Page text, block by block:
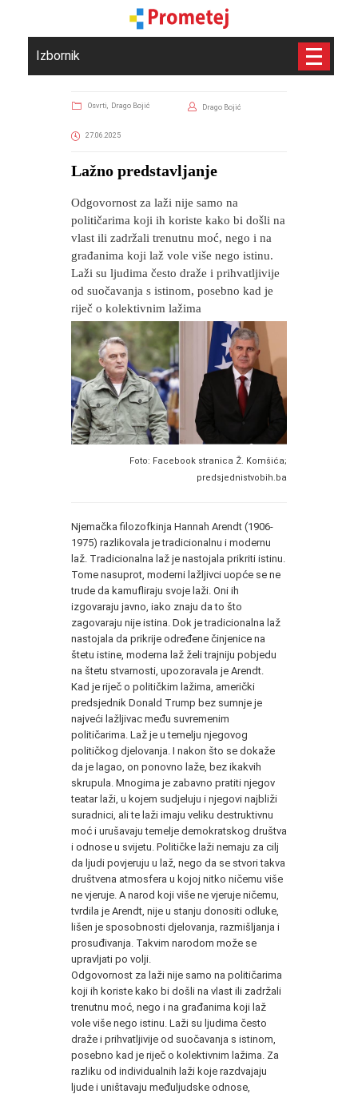
Izbornik
Osvrti, Drago Bojić Drago Bojić
27.06.2025
​Lažno predstavljanje
Odgovornost za laži nije samo na
političarima koji ih koriste kako bi došli na
vlast ili zadržali trenutnu moć, nego i na
građanima koji laž vole više nego istinu.
Laži su ljudima često draže i prihvatljivije
od suočavanja s istinom, posebno kad je
riječ o kolektivnim lažima
Foto: Facebook stranica Ž. Komšića;
predsjednistvobih.ba
Njemačka filozofkinja Hannah Arendt (1906-
1975) razlikovala je tradicionalnu i modernu
laž. Tradicionalna laž je nastojala prikriti istinu.
Tome nasuprot, moderni lažljivci uopće se ne
trude da kamufliraju svoje laži. Oni ih
izgovaraju javno, iako znaju da to što
zagovaraju nije istina. Dok je tradicionalna laž
nastojala da prikrije određene činjenice na
štetu istine, moderna laž želi trajniju pobjedu
na štetu stvarnosti, upozoravala je Arendt.
Kad je riječ o političkim lažima, američki
predsjednik Donald Trump bez sumnje je
najveći lažljivac među suvremenim
političarima. Laž je u temelju njegovog
političkog djelovanja. I nakon što se dokaže
da je lagao, on ponovno laže, bez ikakvih
skrupula. Mnogima je zabavno pratiti njegov
teatar laži, u kojem sudjeluju i njegovi najbliži
suradnici, ali te laži imaju veliku destruktivnu
moć i urušavaju temelje demokratskog društva
i odnose u svijetu. Političke laži nemaju za cilj
da ljudi povjeruju u laž, nego da se stvori takva
društvena atmosfera u kojoj nitko ničemu više
ne vjeruje. A narod koji više ne vjeruje ničemu,
tvrdila je Arendt, nije u stanju donositi odluke,
lišen je sposobnosti djelovanja, razmišljanja i
prosuđivanja. Takvim narodom može se
upravljati po volji.
Odgovornost za laži nije samo na političarima
koji ih koriste kako bi došli na vlast ili zadržali
trenutnu moć, nego i na građanima koji laž
vole više nego istinu. Laži su ljudima često
draže i prihvatljivije od suočavanja s istinom,
posebno kad je riječ o kolektivnim lažima. Za
razliku od individualnih laži koje razdvajaju
ljude i uništavaju međuljudske odnose,